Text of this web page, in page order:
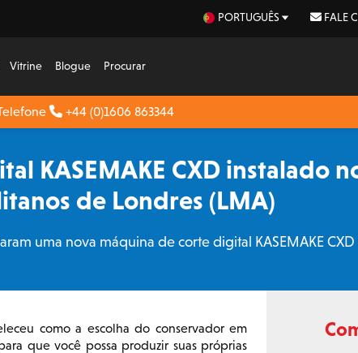
PORTUGUÊS FALE
Vitrine Blogue Procurar
+44 (0)1606 863344
KASEMAKE CXD instalado
de Londres (LMA)
uma nova máquina de corte digital KASEMAKE CXD
como a escolha do conservador em
que você possa produzir suas próprias